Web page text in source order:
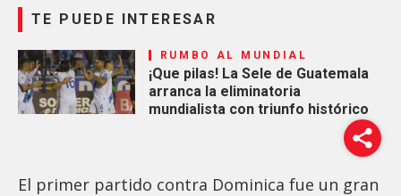
TE PUEDE INTERESAR
RUMBO AL MUNDIAL
¡Que pilas! La Sele de Guatemala
arranca la eliminatoria
mundialista con triunfo histórico
El primer partido contra Dominica fue un gran